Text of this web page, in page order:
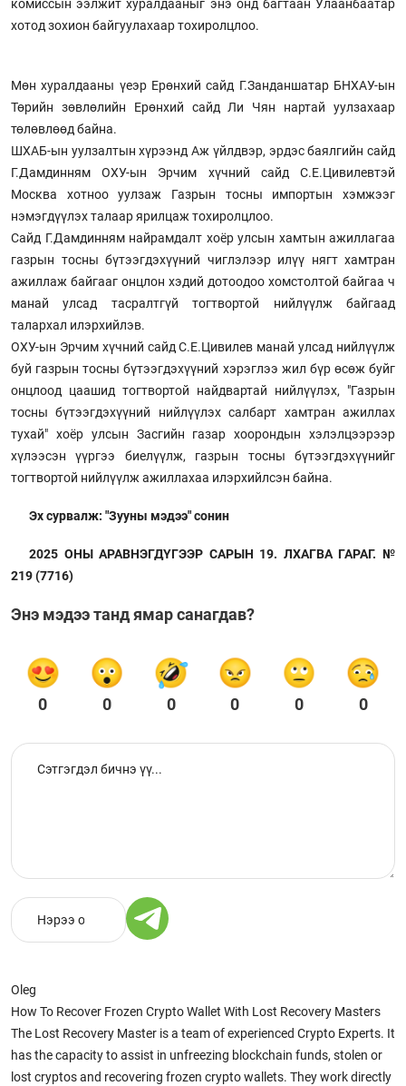
комиссын ээлжит хуралдааныг энэ онд багтаан Улаанбаатар
хотод зохион байгуулахаар тохиролцлоо.
Мөн хуралдааны үеэр Ерөнхий сайд Г.Занданшатар БНХАУ-ын
Төрийн зөвлөлийн Ерөнхий сайд Ли Чян нартай уулзахаар
төлөвлөөд байна.
ШХАБ-ын уулзалтын хүрээнд Аж үйлдвэр, эрдэс баялгийн сайд
Г.Дамдинням ОХУ-ын Эрчим хүчний сайд С.Е.Цивилевтэй
Москва хотноо уулзаж Газрын тосны импортын хэмжээг
нэмэгдүүлэх талаар ярилцаж тохиролцлоо.
Сайд Г.Дамдинням найрамдалт хоёр улсын хамтын ажиллагаа
газрын тосны бүтээгдэхүүний чиглэлээр илүү нягт хамтран
ажиллаж байгааг онцлон хэдий дотоодоо хомстолтой байгаа ч
манай улсад тасралтгүй тогтвортой нийлүүлж байгаад
талархал илэрхийлэв.
ОХУ-ын Эрчим хүчний сайд С.Е.Цивилев манай улсад нийлүүлж
буй газрын тосны бүтээгдэхүүний хэрэглээ жил бүр өсөж буйг
онцлоод цаашид тогтвортой найдвартай нийлүүлэх, "Газрын
тосны бүтээгдэхүүний нийлүүлэх салбарт хамтран ажиллах
тухай" хоёр улсын Засгийн газар хоорондын хэлэлцээрээр
хүлээсэн үүргээ биелүүлж, газрын тосны бүтээгдэхүүнийг
тогтвортой нийлүүлж ажиллахаа илэрхийлсэн байна.
Эх сурвалж: "Зууны мэдээ" сонин
2025 ОНЫ АРАВНЭГДҮГЭЭР САРЫН 19. ЛХАГВА ГАРАГ. №
219 (7716)
Энэ мэдээ танд ямар санагдав?
0 0 0 0 0 0
Oleg
How To Recover Frozen Crypto Wallet With Lost Recovery Masters
The Lost Recovery Master is a team of experienced Crypto Experts. It
has the capacity to assist in unfreezing blockchain funds, stolen or
lost cryptos and recovering frozen crypto wallets. They work directly